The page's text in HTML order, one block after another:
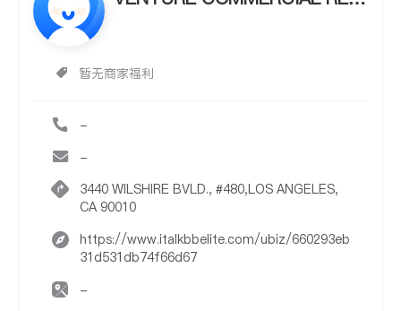
暂无商家福利
-
-
3440 WILSHIRE BVLD., #480,LOS ANGELES,
CA 90010
https://www.italkbbelite.com/ubiz/660293eb
31d531db74f66d67
-